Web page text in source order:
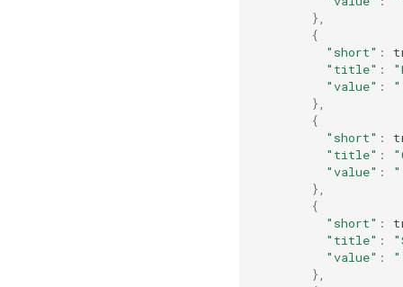
},
{
"short" :
"title" :
"value" :
},
{
"short" :
"title" :
"value" :
},
{
"short" :
"title" :
"value" :
},